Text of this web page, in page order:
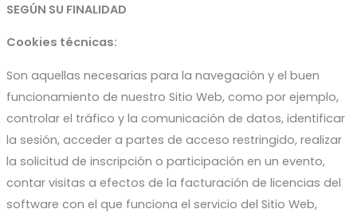
SEGÚN SU FINALIDAD
Cookies técnicas:
Son aquellas necesarias para la navegación y el buen
funcionamiento de nuestro Sitio Web, como por ejemplo,
controlar el tráfico y la comunicación de datos, identificar
la sesión, acceder a partes de acceso restringido, realizar
la solicitud de inscripción o participación en un evento,
contar visitas a efectos de la facturación de licencias del
software con el que funciona el servicio del Sitio Web,